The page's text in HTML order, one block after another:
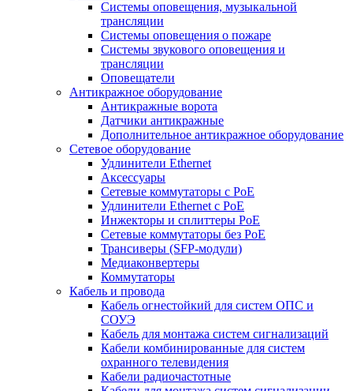
Системы оповещения, музыкальной
трансляции
Системы оповещения о пожаре
Системы звукового оповещения и
трансляции
Оповещатели
Антикражное оборудование
Антикражные ворота
Датчики антикражные
Дополнительное антикражное оборудование
Сетевое оборудование
Удлинители Ethernet
Аксессуары
Сетевые коммутаторы с РоЕ
Удлинители Ethernet с PoE
Инжекторы и сплиттеры РоЕ
Сетевые коммутаторы без РоЕ
Трансиверы (SFP-модули)
Медиаконвертеры
Коммутаторы
Кабель и провода
Кабель огнестойкий для систем ОПС и
СОУЭ
Кабель для монтажа систем сигнализаций
Кабели комбинированные для систем
охранного телевидения
Кабели радиочастотные